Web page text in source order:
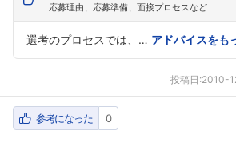
応募理由、応募準備、面接プロセスなど
選考のプロセスでは、… アドバイスをも
投稿日:2010-
参考になった 0